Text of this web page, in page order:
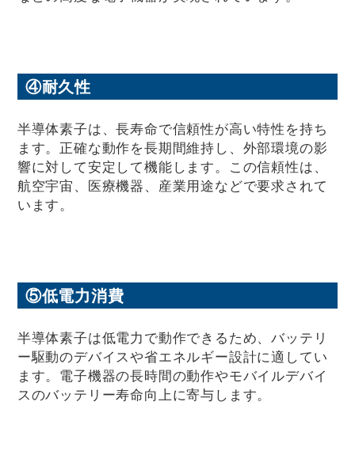
④耐久性
半導体素子は、長寿命で信頼性が高い特性を持ち
ます。正確な動作を長期間維持し、外部環境の影
響に対して安定して機能します。この信頼性は、
航空宇宙、医療機器、産業用途などで要求されて
います。
⑤低電力消費
半導体素子は低電力で動作できるため、バッテリ
ー駆動のデバイスや省エネルギー設計に適してい
ます。電子機器の長時間の動作やモバイルデバイ
スのバッテリー寿命向上に寄与します。